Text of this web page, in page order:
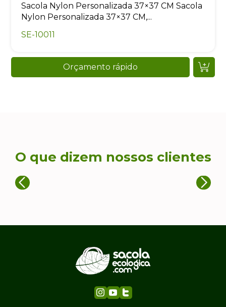
Sacola Nylon Personalizada 37×37 CM Sacola
Nylon Personalizada 37×37 CM,...
SE-10011
Orçamento rápido
O que dizem nossos clientes